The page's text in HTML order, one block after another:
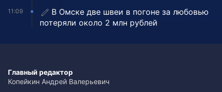
11:09
В Омске две швеи в погоне за любовью
потеряли около 2 млн рублей
Главный редактор
Копейкин Андрей Валерьевич